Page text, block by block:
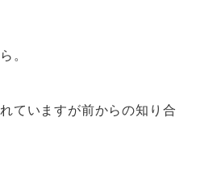
。
ていますが前からの知り合